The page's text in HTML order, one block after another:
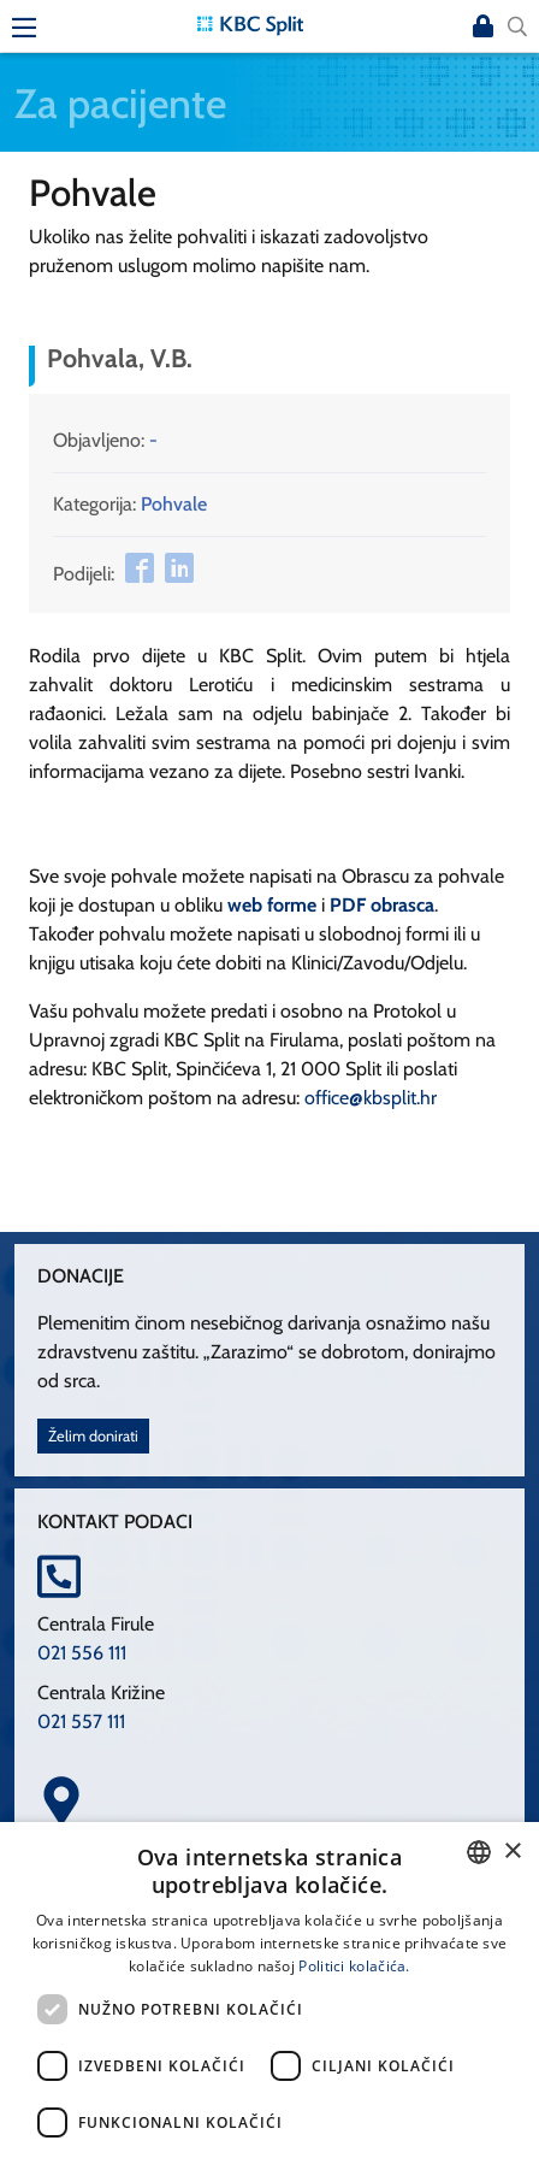
Za pacijente
Pohvale
Ukoliko nas želite pohvaliti i iskazati zadovoljstvo
pruženom uslugom molimo napišite nam.
Pohvala, V.B.
Objavljeno: -
Kategorija: Pohvale
Podijeli:
Rodila prvo dijete u KBC Split. Ovim putem bi htjela
zahvalit doktoru Lerotiću i medicinskim sestrama u
rađaonici. Ležala sam na odjelu babinjače 2. Također bi
volila zahvaliti svim sestrama na pomoći pri dojenju i svim
informacijama vezano za dijete. Posebno sestri Ivanki.
Sve svoje pohvale možete napisati na Obrascu za pohvale
koji je dostupan u obliku web forme i PDF obrasca.
Također pohvalu možete napisati u slobodnoj formi ili u
knjigu utisaka koju ćete dobiti na Klinici/Zavodu/Odjelu.
Vašu pohvalu možete predati i osobno na Protokol u
Upravnoj zgradi KBC Split na Firulama, poslati poštom na
adresu: KBC Split, Spinčićeva 1, 21 000 Split ili poslati
elektroničkom poštom na adresu: office@kbsplit.hr
DONACIJE
Plemenitim činom nesebičnog darivanja osnažimo našu
zdravstvenu zaštitu. „Zarazimo“ se dobrotom, donirajmo
od srca.
Želim donirati
KONTAKT PODACI
Centrala Firule
021 556 111
Centrala Križine
021 557 111
Spinčićeva 1, 21000 Split
LINKOVI
Uvjeti korištenja
CROATIAN
×
Ova internetska stranica
upotrebljava kolačiće.
Ova internetska stranica upotrebljava kolačiće u svrhe poboljšanja
korisničkog iskustva. Uporabom internetske stranice prihvaćate sve
kolačiće sukladno našoj Politici kolačića.
NUŽNO POTREBNI KOLAČIĆI
IZVEDBENI KOLAČIĆI CILJANI KOLAČIĆI
FUNKCIONALNI KOLAČIĆI